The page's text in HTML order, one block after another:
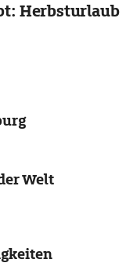
Herbsturlaub
Welt